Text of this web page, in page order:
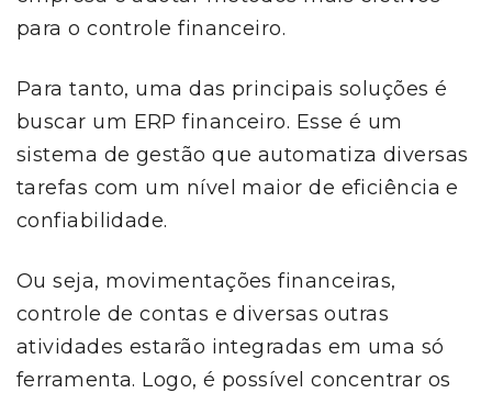
para o controle financeiro.
Para tanto, uma das principais soluções é
buscar um ERP financeiro. Esse é um
sistema de gestão que automatiza diversas
tarefas com um nível maior de eficiência e
confiabilidade.
Ou seja, movimentações financeiras,
controle de contas e diversas outras
atividades estarão integradas em uma só
ferramenta. Logo, é possível concentrar os